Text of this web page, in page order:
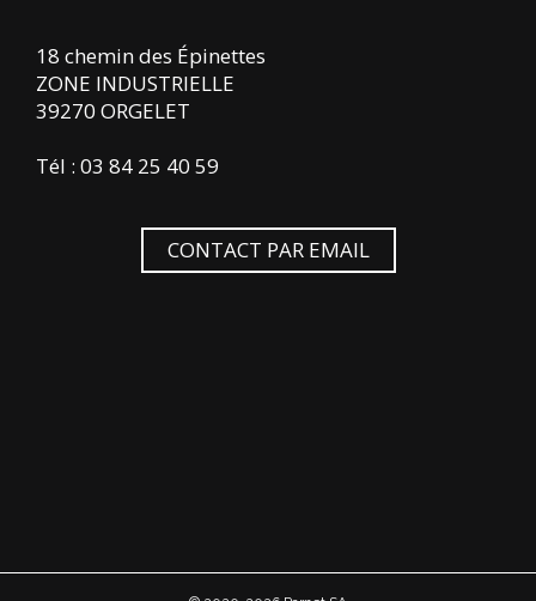
18 chemin des Épinettes
ZONE INDUSTRIELLE
39270 ORGELET
Tél : 03 84 25 40 59
CONTACT PAR EMAIL